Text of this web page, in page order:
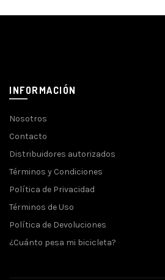
INFORMACIÓN
Nosotros
Contacto
Distribuidores autorizados
Términos y Condiciones
Política de Privacidad
Términos de Uso
Política de Devoluciones
¿Cuánto pesa mi bicicleta?